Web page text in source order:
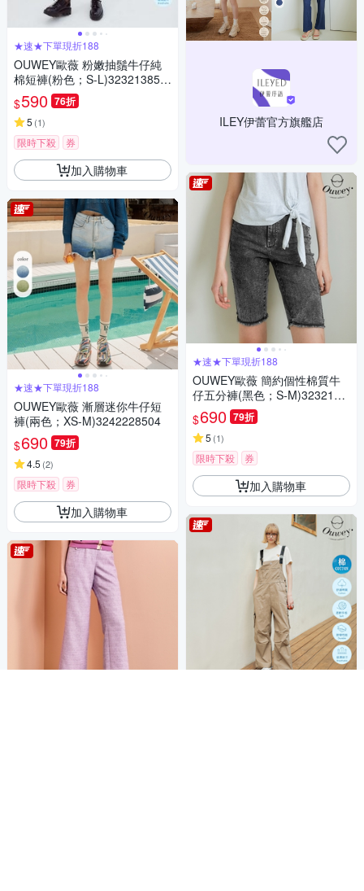
★速★下單現折188
OUWEY歐薇 粉嫩抽鬚牛仔純
棉短褲(粉色；S-L)323213850
$590 76折
5 (1)
限時下殺 券
加入購物車
★速★下單現折188
OUWEY歐薇 漸層迷你牛仔短
褲(兩色；XS-M)3242228504
$690 79折
4.5 (2)
限時下殺 券
加入購物車
ILEY伊蕾官方旗艦店
★速★下單現折188
OUWEY歐薇 簡約個性棉質牛
仔五分褲(黑色；S-M)3232168
552
$690 79折
5 (1)
限時下殺 券
加入購物車